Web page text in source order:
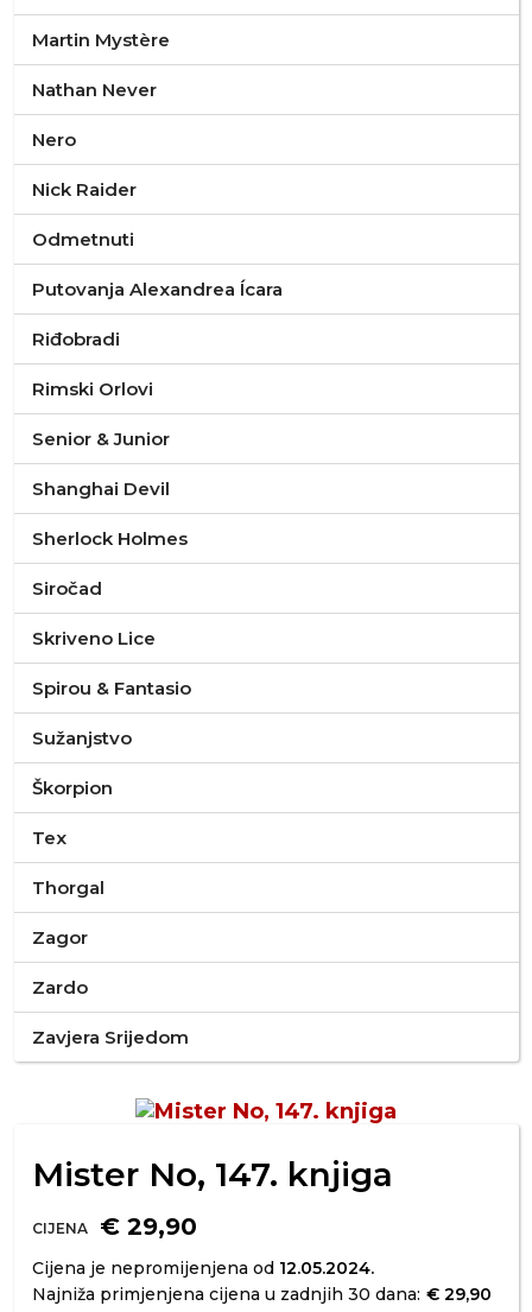
Martin Mystère
Nathan Never
Nero
Nick Raider
Odmetnuti
Putovanja Alexandrea Ícara
Riđobradi
Rimski Orlovi
Senior & Junior
Shanghai Devil
Sherlock Holmes
Siročad
Skriveno Lice
Spirou & Fantasio
Sužanjstvo
Škorpion
Tex
Thorgal
Zagor
Zardo
Zavjera Srijedom
Mister No, 147. knjiga
CIJENA € 29,90
Cijena je nepromijenjena od 12.05.2024.
Najniža primjenjena cijena u zadnjih 30 dana: € 29,90